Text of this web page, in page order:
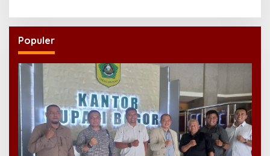
Populer